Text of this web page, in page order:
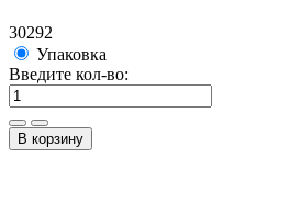
30292
Упаковка
Введите кол-во:
В корзину